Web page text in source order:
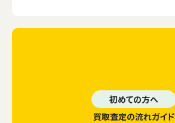
初めての方へ
買取査定の流れガイド